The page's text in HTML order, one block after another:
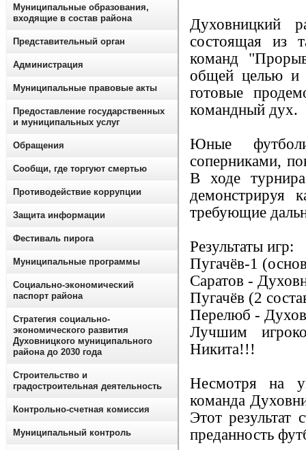
Духовницкий
состоящая из
команд
общей целью и
готовые
командный дух.
Юные
соперниками,
В ходе
демонстрируя
требующие
Результаты игр:
Пугачёв-1
Саратов -
Пугачёв (2
Перелюб -
Лучшим
Никита!!!
Несмотря на
команда
Этот результат
преданность
Муниципальные образования,
входящие в состав района
Представительный орган
Администрация
Муниципальные правовые акты
Предоставление государственных
и муниципальных услуг
Обращения
Сообщи, где торгуют смертью
Противодействие коррупции
Защита информации
Фестиваль пирога
Муниципальные программы
Социально-экономический
паспорт района
Стратегия социально-
экономического развития
Духовницкого муниципального
района до 2030 года
Строительство и
градостроительная деятельность
Контрольно-счетная комиссия
Муниципальный контроль